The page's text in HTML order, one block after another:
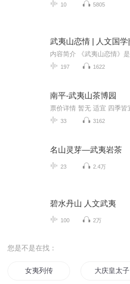
10 5805
197 1622
南平-武夷山茶博园
33 3162
名山灵芽—武夷岩茶
23 2.4万
碧水丹山 人文武夷
100 2万
您是不是在找：
女夷列传 大庆皇太子